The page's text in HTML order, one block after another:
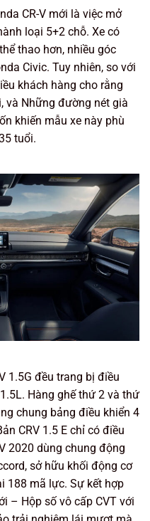
CR-V mới là việc mở
loại 5+2 chỗ. Xe có
thao hơn, nhiều góc
Civic. Tuy nhiên, so với
khách hàng cho rằng
và Những đường nét già
khiến mẫu xe này phù
tuổi.
1.5G đều trang bị điều
Hàng ghế thứ 2 và thứ
chung bảng điều khiển 4
CRV 1.5 E chỉ có điều
2020 dùng chung động
sở hữu khối động cơ
188 mã lực. Sự kết hợp
– Hộp số vô cấp CVT với